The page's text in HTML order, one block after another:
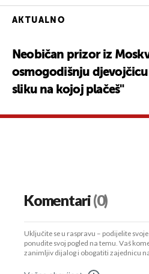
AKTUALNO
Neobičan prizor iz
osmogodišnju
sliku na kojoj plačeš"
Komentari(0)
Uključite se u raspravu – podijelite
ponudite svoj pogled na temu. Vaš
zanimljiv dijalog i obogatiti zajednicu